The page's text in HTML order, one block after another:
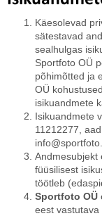
Käesolevad
sätestavad
sealhulgas
Sportfoto OÜ
põhimõtted ja
OÜ
isikuandmete
Isikuandmete
11212277,
Andmesubjekt
füüsilisest
töötleb
Sportfoto OÜ
eest vastutava